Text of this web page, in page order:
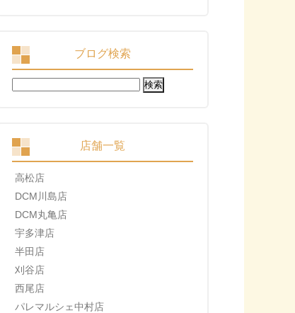
ブログ検索
検
索:
店舗一覧
高松店
DCM川島店
DCM丸亀店
宇多津店
半田店
刈谷店
西尾店
パレマルシェ中村店